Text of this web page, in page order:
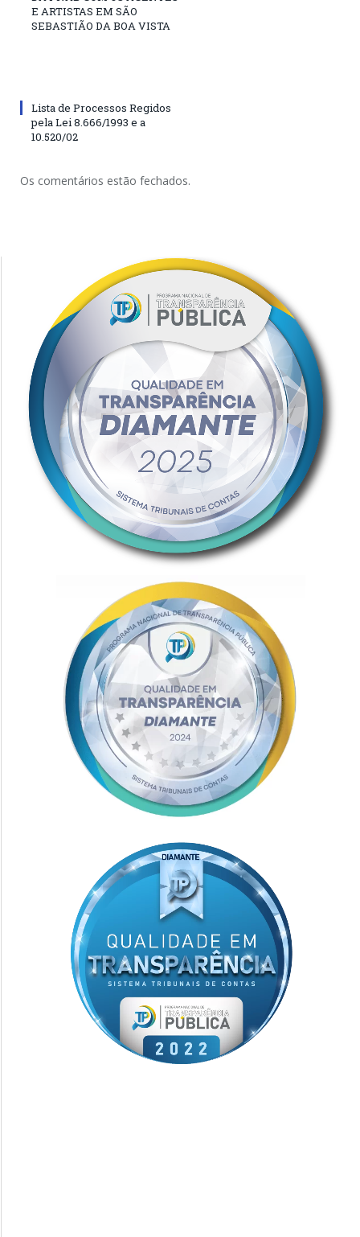
E ARTISTAS EM SÃO
SEBASTIÃO DA BOA VISTA
Lista de Processos Regidos
pela Lei 8.666/1993 e a
10.520/02
Os comentários estão fechados.